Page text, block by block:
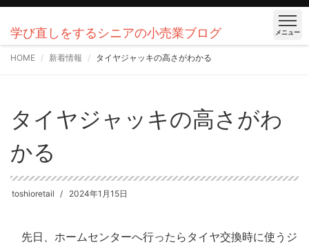
学び直しをするシニアの小売業ブログ メニュー
HOME 新着情報 タイヤジャッキの高さがわかる
タイヤジャッキの高さがわ
かる
toshioretail 2024年1月15日
先日、ホームセンターへ行ったらタイヤ交換時に使うジ